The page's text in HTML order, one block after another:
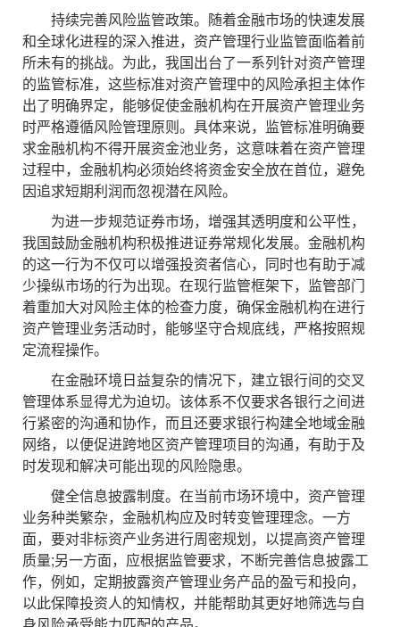
持续完善风险监管政策。随着金融市场的快速发展
和全球化进程的深入推进，资产管理行业监管面临着前
所未有的挑战。为此，我国出台了一系列针对资产管理
的监管标准，这些标准对资产管理中的风险承担主体作
出了明确界定，能够促使金融机构在开展资产管理业务
时严格遵循风险管理原则。具体来说，监管标准明确要
求金融机构不得开展资金池业务，这意味着在资产管理
过程中，金融机构必须始终将资金安全放在首位，避免
因追求短期利润而忽视潜在风险。
为进一步规范证券市场，增强其透明度和公平性，
我国鼓励金融机构积极推进证券常规化发展。金融机构
的这一行为不仅可以增强投资者信心，同时也有助于减
少操纵市场的行为出现。在现行监管框架下，监管部门
着重加大对风险主体的检查力度，确保金融机构在进行
资产管理业务活动时，能够坚守合规底线，严格按照规
定流程操作。
在金融环境日益复杂的情况下，建立银行间的交叉
管理体系显得尤为迫切。该体系不仅要求各银行之间进
行紧密的沟通和协作，而且还要求银行构建全地域金融
网络，以便促进跨地区资产管理项目的沟通，有助于及
时发现和解决可能出现的风险隐患。
健全信息披露制度。在当前市场环境中，资产管理
业务种类繁杂，金融机构应及时转变管理理念。一方
面，要对非标资产业务进行周密规划，以提高资产管理
质量;另一方面，应根据监管要求，不断完善信息披露工
作，例如，定期披露资产管理业务产品的盈亏和投向，
以此保障投资人的知情权，并能帮助其更好地筛选与自